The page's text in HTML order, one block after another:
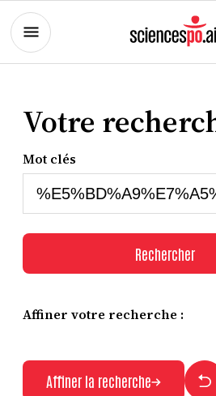
Votre
Mot clés
Rechercher
Affiner votre recherche :
Affiner la recherche